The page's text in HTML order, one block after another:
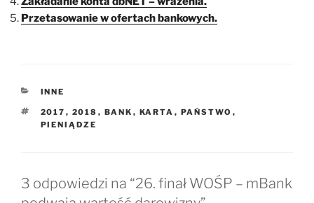
Przetasowanie w ofertach bankowych.
KATEGORIE
INNE
TAGI
2017 , 2018 , BANK , KARTA , PAŃSTWO ,
PIENIĄDZE
3 odpowiedzi na “26. finał WOŚP – mBank